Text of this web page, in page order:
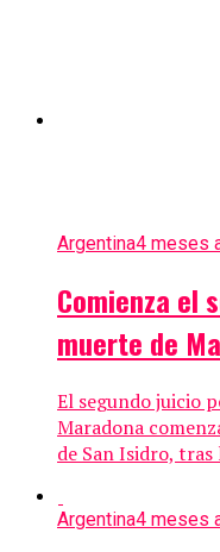
Argentina4 meses
Comienza el
muerte de
El segundo juicio
Maradona
de San Isidro,
Argentina4 meses